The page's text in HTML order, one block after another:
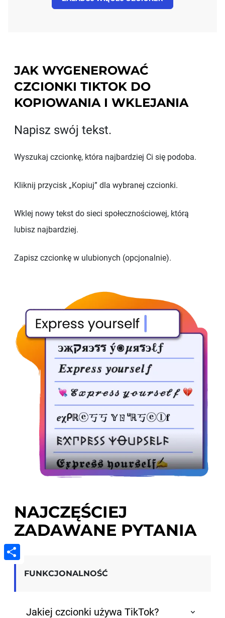
JAK WYGENEROWAĆ
CZCIONKI TIKTOK DO
KOPIOWANIA I WKLEJANIA
Napisz swój tekst.
Wyszukaj czcionkę, która najbardziej Ci się podoba.
Kliknij przycisk „Kopiuj” dla wybranej czcionki.
Wklej nowy tekst do sieci społecznościowej, którą
lubisz najbardziej.
Zapisz czcionkę w ulubionych (opcjonalnie).
NAJCZĘŚCIEJ
ZADAWANE PYTANIA
FUNKCJONALNOŚĆ
Jakiej czcionki używa TikTok?
Share